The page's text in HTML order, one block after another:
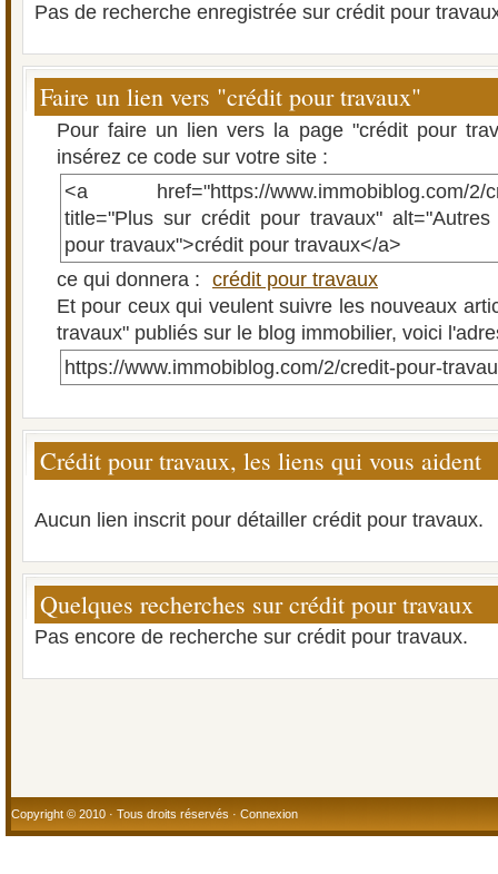
Pas de recherche enregistrée sur crédit pour
Faire un lien vers "crédit pour travaux"
Pour faire un lien vers la page "crédit pour
insérez ce code sur votre site :
<a href="https://www.immobiblog.com/2/
title="Plus sur crédit pour travaux"
pour travaux">crédit pour travaux</a>
ce qui donnera : crédit pour travaux
Et pour ceux qui veulent suivre les nouveaux
travaux" publiés sur le blog immobilier, voici
https://www.immobiblog.com/2/credit-pour-
Crédit pour travaux, les liens qui vous aident
Aucun lien inscrit pour détailler crédit pour travaux.
Quelques recherches sur crédit pour travaux
Pas encore de recherche sur crédit pour travaux.
Copyright © 2010 · Tous droits réservés · Connexion